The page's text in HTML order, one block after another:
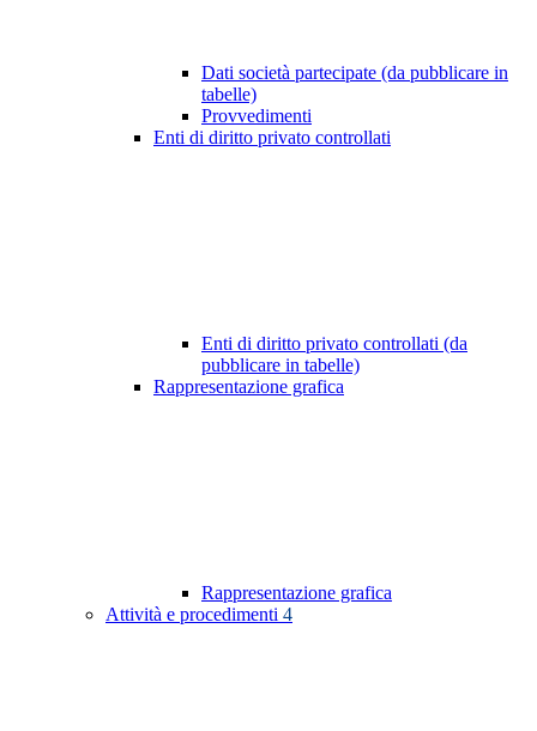
Dati società partecipate (da pubblicare in
tabelle)
Provvedimenti
Enti di diritto privato controllati
Enti di diritto privato controllati (da
pubblicare in tabelle)
Rappresentazione grafica
Rappresentazione grafica
Attività e procedimenti 4